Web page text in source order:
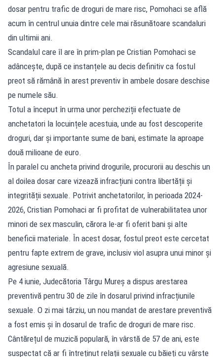
dosar pentru trafic de droguri de mare risc, Pomohaci se află
acum în centrul unuia dintre cele mai răsunătoare scandaluri
din ultimii ani.
Scandalul care îl are în prim-plan pe Cristian Pomohaci se
adâncește, după ce instanțele au decis definitiv ca fostul
preot să rămână în arest preventiv în ambele dosare deschise
pe numele său.
Totul a început în urma unor percheziții efectuate de
anchetatori la locuințele acestuia, unde au fost descoperite
droguri, dar și importante sume de bani, estimate la aproape
două milioane de euro.
În paralel cu ancheta privind drogurile, procurorii au deschis un
al doilea dosar care vizează infracțiuni contra libertății și
integrității sexuale. Potrivit anchetatorilor, în perioada 2024-
2026, Cristian Pomohaci ar fi profitat de vulnerabilitatea unor
minori de sex masculin, cărora le-ar fi oferit bani și alte
beneficii materiale. În acest dosar, fostul preot este cercetat
pentru fapte extrem de grave, inclusiv viol asupra unui minor și
agresiune sexuală.
Pe 4 iunie, Judecătoria Târgu Mureș a dispus arestarea
preventivă pentru 30 de zile în dosarul privind infracțiunile
sexuale. O zi mai târziu, un nou mandat de arestare preventivă
a fost emis și în dosarul de trafic de droguri de mare risc.
Cântărețul de muzică populară, în vârstă de 57 de ani, este
suspectat că ar fi întreținut relații sexuale cu băieți cu vârste